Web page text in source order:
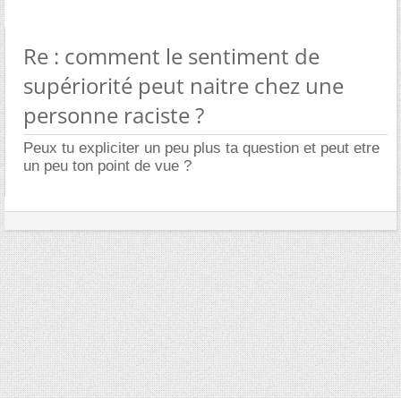
Re : comment le sentiment de
supériorité peut naitre chez une
personne raciste ?
Peux tu expliciter un peu plus ta question et peut etre
un peu ton point de vue ?